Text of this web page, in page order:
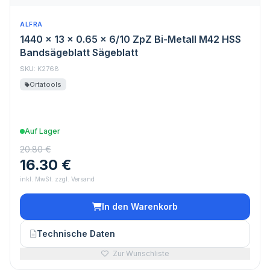
ALFRA
1440 x 13 x 0.65 x 6/10 ZpZ Bi-Metall M42 HSS
Bandsägeblatt Sägeblatt
SKU: K2768
Ortatools
Auf Lager
20.80 €
16.30 €
inkl. MwSt. zzgl. Versand
In den Warenkorb
Technische Daten
Zur Wunschliste